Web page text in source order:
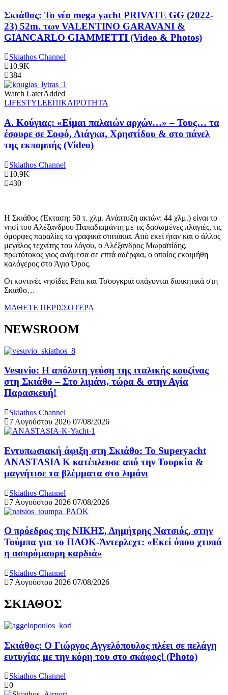
Σκιάθος: Το νέο mega yacht PRIVATE GG (2022-
23) 52m. των VALENTINO GARAVANI &
GIANCARLO GIAMMETTI (Video & Photos)
Skiathos Channel
10.9K
384
Watch LaterAdded
LIFESTYLEΕΠΙΚΑΙΡΟΤΗΤΑ
Α. Κούγιας: «Είμαι παλαιών αρχών…» – Τους… τα
έσουρε σε Σοφό, Λιάγκα, Χρηστίδου & στο πάνελ
της εκπομπής (Video)
Skiathos Channel
10.9K
430
Η Σκιάθος (Έκταση: 50 τ. χλμ. Ανάπτυξη ακτών: 44 χλμ.) είναι το
νησί του Αλέξανδρου Παπαδιαμάντη με τις δασωμένες πλαγιές, τις
όμορφες παραλίες τα γραφικά σπιτάκια. Από εκεί ήταν και ο άλλος
μεγάλος τεχνίτης του λόγου, ο Αλέξανδρος Μωραϊτίδης,
πρωτότοκος γιος ανάμεσα σε επτά αδέρφια, ο οποίος εκοιμήθη
καλόγερος στο Άγιο Όρος.
Οι κοντινές νησίδες Ρέπι και Τσουγκριά υπάγονται διοικητικά στη
Σκιάθο…
ΜΑΘΕΤΕ ΠΕΡΙΣΣΟΤΕΡΑ
NEWSROOM
Vesuvio: Η απόλυτη γεύση της ιταλικής κουζίνας
στη Σκιάθο – Στο λιμάνι, τώρα & στην Αγία
Παρασκευή!
Skiathos Channel
7 Αυγούστου 2026 07/08/2026
Εντυπωσιακή άφιξη στη Σκιάθο: Το Superyacht
ANASTASIA K κατέπλευσε από την Τουρκία &
μαγνήτισε τα βλέμματα στο λιμάνι
Skiathos Channel
7 Αυγούστου 2026 07/08/2026
Ο πρόεδρος της ΝΙΚΗΣ, Δημήτρης Νατσιός, στην
Τούμπα για το ΠΑΟΚ-Άντερλεχτ: «Εκεί όπου χτυπά
η ασπρόμαυρη καρδιά»
Skiathos Channel
7 Αυγούστου 2026 07/08/2026
ΣΚΙΑΘΟΣ
Σκιάθος: Ο Γιώργος Αγγελόπουλος πλέει σε πελάγη
ευτυχίας με την κόρη του στο σκάφος! (Photo)
Skiathos Channel
0